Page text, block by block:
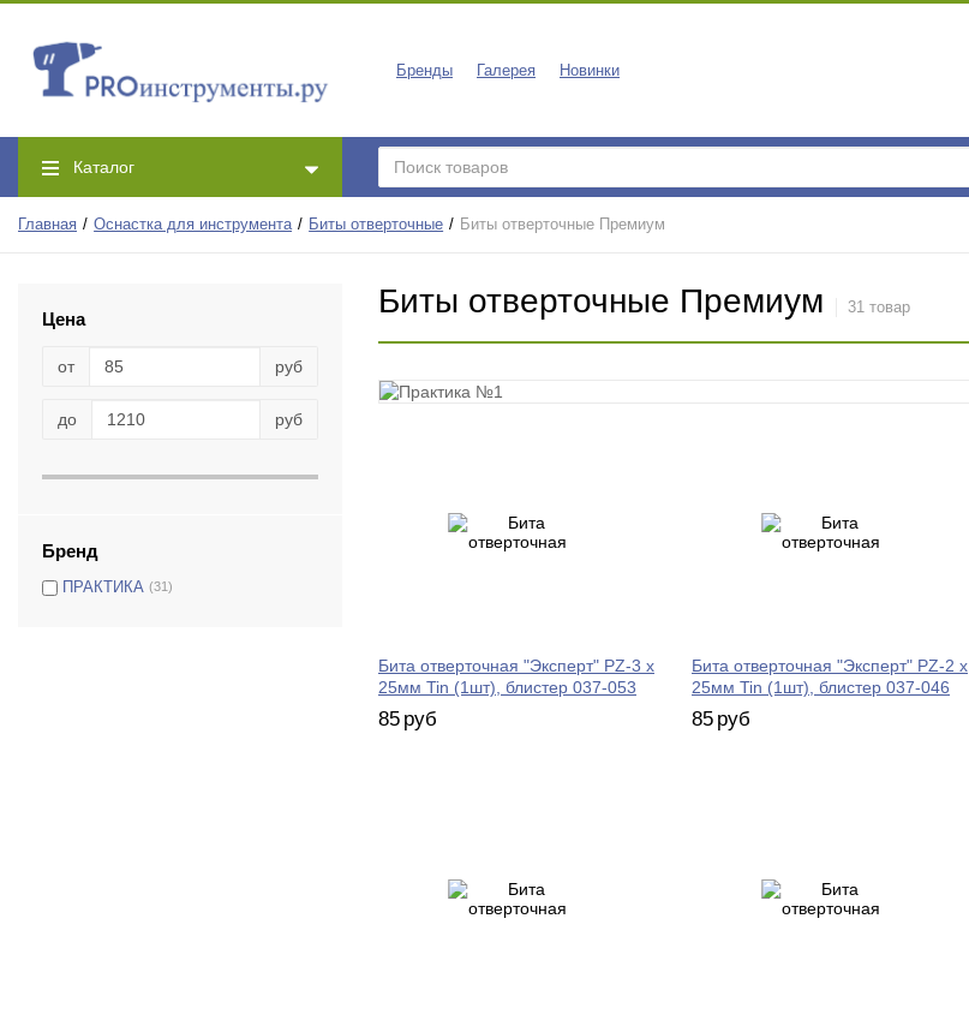
Бренды Галерея Новинки
Каталог
Главная Оснастка для инструмента Биты отверточные Биты отверточные Премиум
Цена
от руб
до руб
Бренд
ПРАКТИКА (31)
Биты отверточные Премиум 31 товар
Бита отверточная "Эксперт" PZ-3 х
25мм Tin (1шт), блистер 037-053
85 руб
Бита отверточная "Эксперт" PZ-2 х
25мм Tin (1шт), блистер 037-046
85 руб